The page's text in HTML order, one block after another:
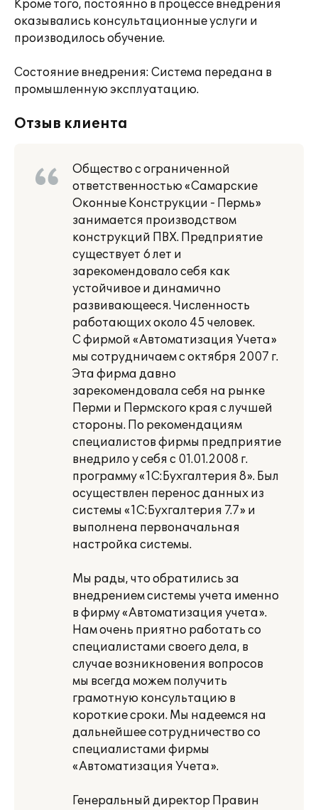
Кроме того, постоянно в процессе внедрения
оказывались консультационные услуги и
производилось обучение.
Состояние внедрения: Система передана в
промышленную эксплуатацию.
Отзыв клиента
Общество с ограниченной
ответственностью «Самарские
Оконные Конструкции - Пермь»
занимается производством
конструкций ПВХ. Предприятие
существует 6 лет и
зарекомендовало себя как
устойчивое и динамично
развивающееся. Численность
работающих около 45 человек.
С фирмой «Автоматизация Учета»
мы сотрудничаем с октября 2007 г.
Эта фирма давно
зарекомендовала себя на рынке
Перми и Пермского края с лучшей
стороны. По рекомендациям
специалистов фирмы предприятие
внедрило у себя с 01.01.2008 г.
программу «1С:Бухгалтерия 8». Был
осуществлен перенос данных из
системы «1С:Бухгалтерия 7.7» и
выполнена первоначальная
настройка системы.
Мы рады, что обратились за
внедрением системы учета именно
в фирму «Автоматизация учета».
Нам очень приятно работать со
специалистами своего дела, в
случае возникновения вопросов
мы всегда можем получить
грамотную консультацию в
короткие сроки. Мы надеемся на
дальнейшее сотрудничество со
специалистами фирмы
«Автоматизация Учета».
Генеральный директор Правин